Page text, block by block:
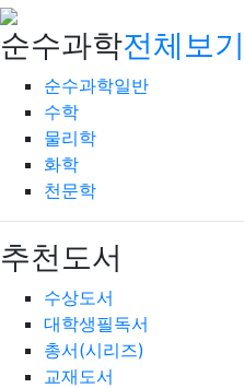
순수과학전체보
순수과학일반
수학
물리학
화학
천문학
추천도서
수상도서
대학생필독서
총서(시리즈)
교재도서